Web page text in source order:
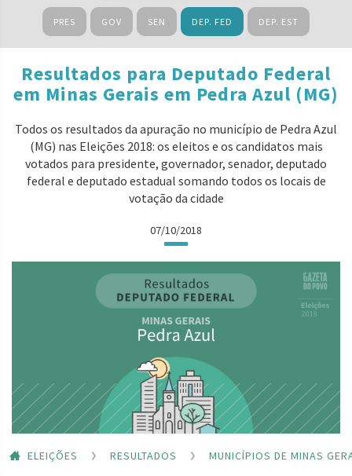
PRES GOV SEN DEP. FED DEP. EST
Resultados para Deputado Federal
em Minas Gerais em Pedra Azul (MG)
Todos os resultados da apuração no município de Pedra Azul
(MG) nas Eleições 2018: os eleitos e os candidatos mais
votados para presidente, governador, senador, deputado
federal e deputado estadual somando todos os locais de
votação da cidade
07/10/2018
ELEIÇÕES RESULTADOS
MUNICÍPIOS DE MINAS